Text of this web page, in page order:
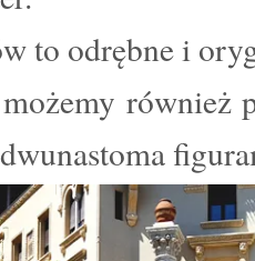
to odrębne i
również